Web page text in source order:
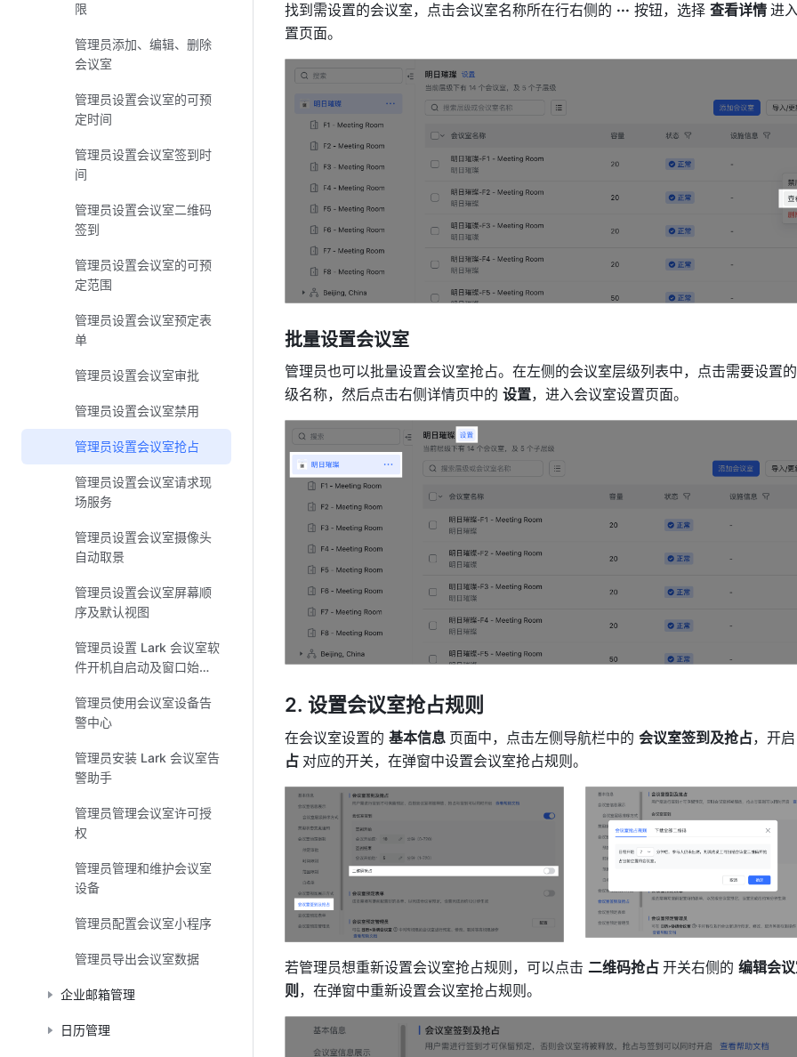
限
管理员添加、编辑、删除
会议室
管理员设置会议室的可预
定时间
管理员设置会议室签到时
间
管理员设置会议室二维码
签到
管理员设置会议室的可预
定范围
管理员设置会议室预定表
单
管理员设置会议室审批
管理员设置会议室禁用
管理员设置会议室抢占
管理员设置会议室请求现
场服务
管理员设置会议室摄像头
自动取景
管理员设置会议室屏幕顺
序及默认视图
管理员设置 Lark 会议室软
件开机自启动及窗口始终
管理员使用会议室设备告
警中心
管理员安装 Lark 会议室告
警助手
管理员管理会议室许可授
权
管理员管理和维护会议室
设备
管理员配置会议室小程序
管理员导出会议室数据
企业邮箱管理
日历管理
找到需设置的会议室，点击会议室名称所在行右侧的 ··· 按钮，选择 查看详情 进
置页面。
批量设置会议室
管理员也可以批量设置会议室抢占。在左侧的会议室层级列表中，点击需要设置
级名称，然后点击右侧详情页中的 设置，进入会议室设置页面。
设置会议室抢占规则
在会议室设置的 基本信息 页面中，点击左侧导航栏中的 会议室签到及抢占，开
占 对应的开关，在弹窗中设置会议室抢占规则。
若管理员想重新设置会议室抢占规则，可以点击 二维码抢占 开关右侧的 编辑会
则 ，在弹窗中重新设置会议室抢占规则。